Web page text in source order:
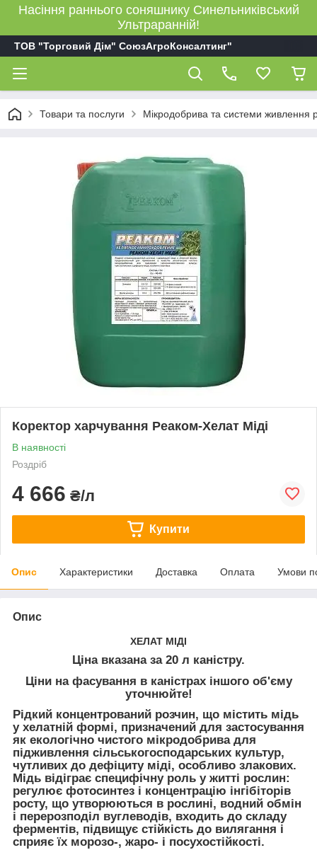
Насіння раннього соняшнику Синельниківський
Ультраранній!
ТОВ "Торговий Дім" СоюзАгроКонсалтинг"
Товари та послуги Мікродобрива та системи живлення
Коректор харчування Реаком-Хелат Міді
В наявності
Роздріб
4 666 ₴/л
Купити
Опис Характеристики Доставка Оплата Умови
Опис
ХЕЛАТ МІДІ
Ціна вказана за 20 л каністру.
Ціни на фасування в каністрах іншого об'єму
уточнюйте!
Рідкий концентрований розчин, що містить мідь
у хелатній формі, призначений для застосування
як екологічно чистого мікродобрива для
підживлення сільськогосподарських культур,
чутливих до дефіциту міді, особливо злакових.
Мідь відіграє специфічну роль у житті рослин:
регулює фотосинтез і концентрацію інгібіторів
росту, що утворюються в рослині, водний обмін
і перерозподіл вуглеводів, входить до складу
ферментів, підвищує стійкість до вилягання і
сприяє їх морозо-, жаро- і посухостійкості.